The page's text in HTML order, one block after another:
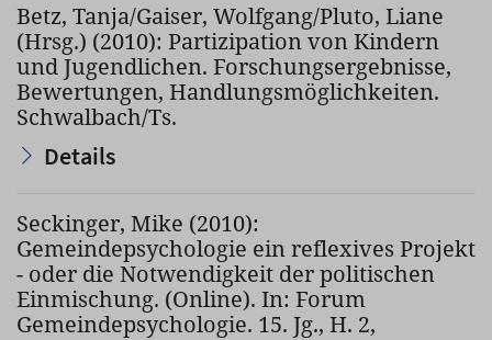
Betz, Tanja/Gaiser, Wolfgang/Pluto, Liane
(Hrsg.) (2010): Partizipation von Kindern
und Jugendlichen. Forschungsergebnisse,
Bewertungen, Handlungsmöglichkeiten.
Schwalbach/Ts.
Details
Seckinger, Mike (2010):
Gemeindepsychologie ein reflexives Projekt
- oder die Notwendigkeit der politischen
Einmischung. (Online). In: Forum
Gemeindepsychologie. 15. Jg., H. 2,